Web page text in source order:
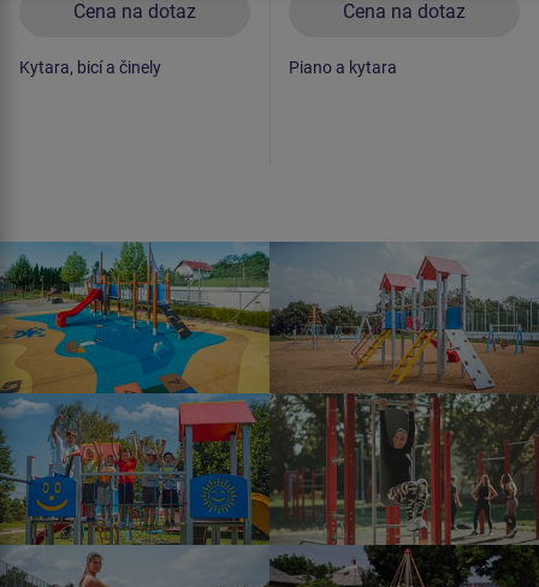
Cena na dotaz
Kytara, bicí a činely
Cena na dotaz
Piano a kytara